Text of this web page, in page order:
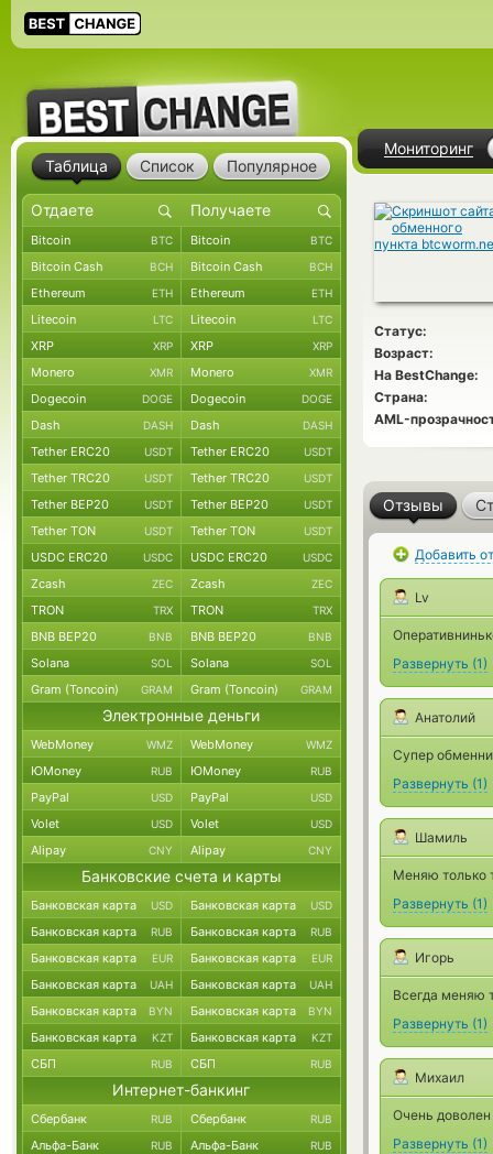
Мониторинг
Статус:
Возраст:
На BestChange:
Страна:
AML-
Отзывы
Добавить
Lv
Развернуть (1)
Анатолий
Супер
Развернуть (1)
Шамиль
Меняю только
Развернуть (1)
Игорь
Всегда меняю
Развернуть (1)
Михаил
Очень
Развернуть (1)
Таблица Список Популярное
Bitcoin BTC Bitcoin BTC
Bitcoin Cash BCH Bitcoin Cash BCH
Ethereum ETH Ethereum ETH
Litecoin LTC Litecoin LTC
XRP XRP XRP XRP
Monero XMR Monero XMR
Dogecoin DOGE Dogecoin DOGE
Dash DASH Dash DASH
Tether ERC20 USDT Tether ERC20 USDT
Tether TRC20 USDT Tether TRC20 USDT
Tether BEP20 USDT Tether BEP20 USDT
Tether TON USDT Tether TON USDT
USDC ERC20 USDC USDC ERC20 USDC
Zcash ZEC Zcash ZEC
TRON TRX TRON TRX
BNB BEP20 BNB BNB BEP20 BNB
Solana SOL Solana SOL
Gram (Toncoin) GRAM Gram (Toncoin) GRAM
Электронные деньги
WebMoney WMZ WebMoney WMZ
ЮMoney RUB ЮMoney RUB
PayPal USD PayPal USD
Volet USD Volet USD
Alipay CNY Alipay CNY
Банковские счета и карты
Банковская карта USD Банковская карта USD
Банковская карта RUB Банковская карта RUB
Банковская карта EUR Банковская карта EUR
Банковская карта UAH Банковская карта UAH
Банковская карта BYN Банковская карта BYN
Банковская карта KZT Банковская карта KZT
СБП RUB СБП RUB
Интернет-банкинг
Сбербанк RUB Сбербанк RUB
Альфа-Банк RUB Альфа-Банк RUB